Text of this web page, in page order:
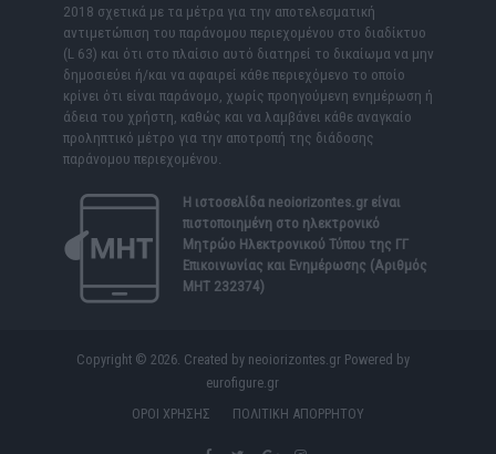
2018 σχετικά με τα μέτρα για την αποτελεσματική
αντιμετώπιση του παράνομου περιεχομένου στο διαδίκτυο
(L 63) και ότι στο πλαίσιο αυτό διατηρεί το δικαίωμα να μην
δημοσιεύει ή/και να αφαιρεί κάθε περιεχόμενο το οποίο
κρίνει ότι είναι παράνομο, χωρίς προηγούμενη ενημέρωση ή
άδεια του χρήστη, καθώς και να λαμβάνει κάθε αναγκαίο
προληπτικό μέτρο για την αποτροπή της διάδοσης
παράνομου περιεχομένου.
Η ιστοσελίδα neoiorizontes.grείναι
πιστοποιημένη στο ηλεκτρονικό
Μητρώο Ηλεκτρονικού Τύπου της ΓΓ
Επικοινωνίας και Ενημέρωσης (Αριθμός
ΜΗΤ 232374)
Copyright © 2026. Created by neoiorizontes.gr Powered by
eurofigure.gr
ΟΡΟΙ ΧΡΗΣΗΣ
ΠΟΛΙΤΙΚΗ ΑΠΟΡΡΗΤΟΥ